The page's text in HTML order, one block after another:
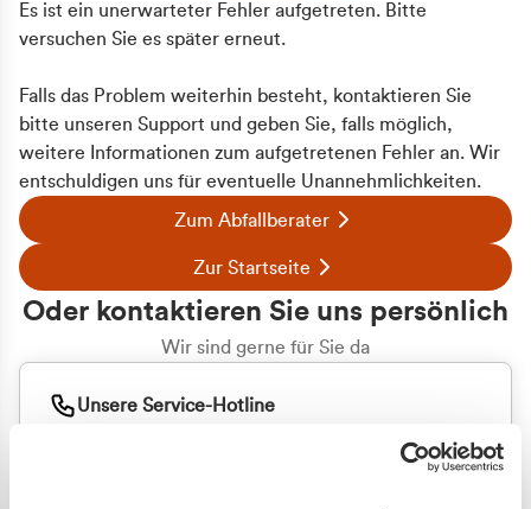
Es ist ein unerwarteter Fehler aufgetreten. Bitte
versuchen Sie es später erneut.
Falls das Problem weiterhin besteht, kontaktieren Sie
bitte unseren Support und geben Sie, falls möglich,
weitere Informationen zum aufgetretenen Fehler an. Wir
entschuldigen uns für eventuelle Unannehmlichkeiten.
Zum Abfallberater
Zur Startseite
Oder kontaktieren Sie uns persönlich
Wir sind gerne für Sie da
Unsere Service-Hotline